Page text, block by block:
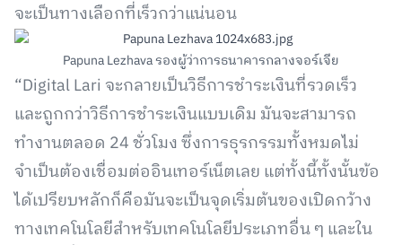
จะเป็นทางเลือกที่เร็วกว่าแน่นอน
Papuna Lezhava รองผู้ว่าการธนาคารกลางจอร์เจีย
“Digital Lari จะกลายเป็นวิธีการชำระเงินที่รวดเร็ว
และถูกกว่าวิธีการชำระเงินแบบเดิม มันจะสามารถ
ทำงานตลอด 24 ชั่วโมง ซึ่งการธุรกรรมทั้งหมดไม่
จำเป็นต้องเชื่อมต่ออินเทอร์เน็ตเลย แต่ทั้งนี้ทั้งนั้นข้อ
ได้เปรียบหลักก็คือมันจะเป็นจุดเริ่มต้นของเปิดกว้าง
ทางเทคโนโลยีสำหรับเทคโนโลยีประเภทอื่น ๆ และใน